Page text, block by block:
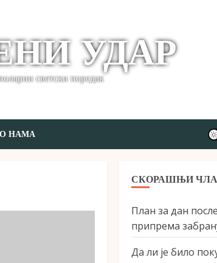
УДАР
светски поредак
О НАМА
СКОРАШЊИ
План за дан
припрема
Да ли је било